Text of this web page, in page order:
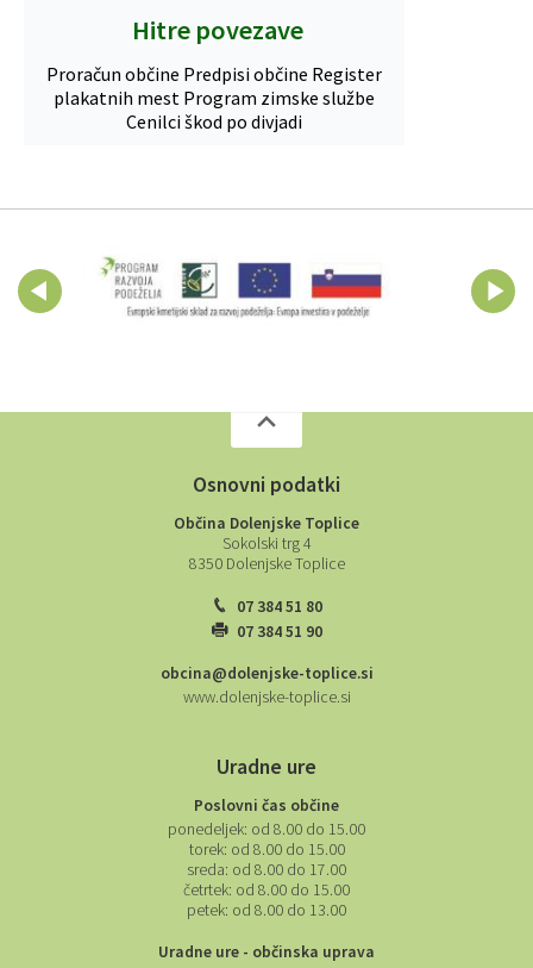
Hitre povezave
Proračun občine Predpisi občine Register
plakatnih mest Program zimske službe
Cenilci škod po divjadi
Osnovni podatki
Občina Dolenjske Toplice
Sokolski trg 4
8350 Dolenjske Toplice
07 384 51 80
07 384 51 90
obcina@dolenjske-toplice.si
www.dolenjske-toplice.si
Uradne ure
Poslovni čas občine
ponedeljek: od 8.00 do 15.00
torek: od 8.00 do 15.00
sreda: od 8.00 do 17.00
četrtek: od 8.00 do 15.00
petek: od 8.00 do 13.00
Uradne ure - občinska uprava